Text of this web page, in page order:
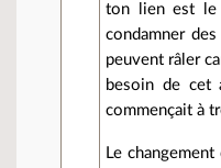
ton lien est le
condamner
peuvent râler
besoin de cet
commençait à
Le